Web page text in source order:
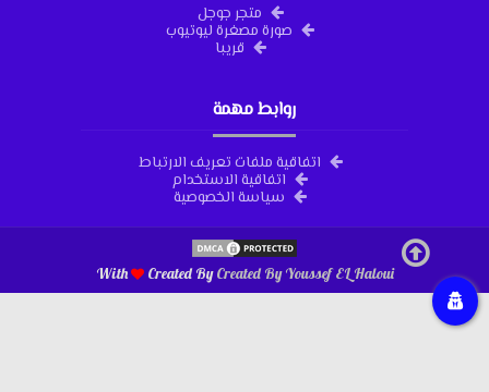
متجر جوجل
صورة مصغرة ليوتيوب
قريبا
روابط مهمة
اتفاقية ملفات تعريف الارتباط
اتفاقية الاستخدام
سياسة الخصوصية
With Created ByCreated ByYoussef EL Haloui